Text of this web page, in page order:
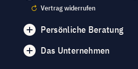
Vertrag widerrufen
Persönliche Beratung
Das Unternehmen